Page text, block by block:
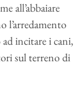
all’abbaiare
l’arredamento
incitare i cani,
sul terreno di